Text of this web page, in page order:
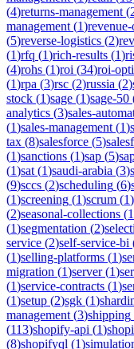
(4)returns-management (
management (1)
(5)reverse-logistics (2)
(1)rfq (1)rich-results (1)
(4)rohs (1)roi (34)roi-
(1)rpa (3)rsc (2)russia (2)
stock (1)sage (1)sage-50
analytics (3)sales-
(1)sales-management (1)
tax (8)salesforce (5)
(1)sanctions (1)sap (5)
(1)sat (1)saudi-arabia (3)
(9)sccs (2)scheduling (6)
(1)screening (1)scrum (1)
(2)seasonal-collections (1
(1)segmentation (2)
service (2)self-service-bi
(1)selling-platforms (1)
migration (1)server(1)
(1)service-contracts (1)
(1)setup (2)sgk (1)
management (3)shipping
(113)shopify-api (1)
(8)shopifyql (1)